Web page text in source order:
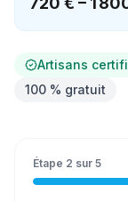
Artisans
100 % gratuit
Étape 2 sur 5